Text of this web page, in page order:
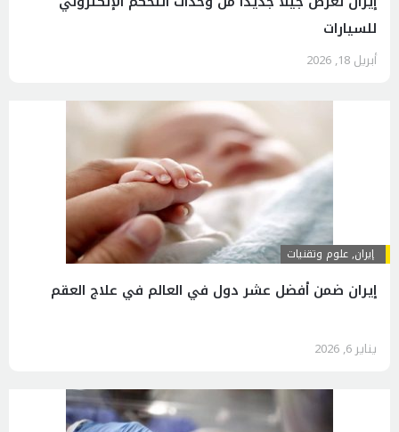
للسيارات
أبريل 18, 2026
إيران,علوم وتقنيات
إيران ضمن أفضل عشر دول في العالم في علاج العقم
يناير 6, 2026